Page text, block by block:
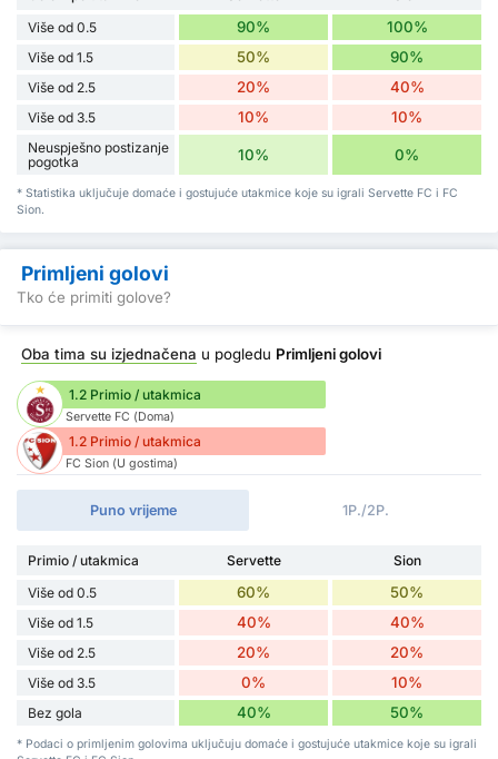
Više od 0.5
90% 100%
Više od 1.5 50% 90%
Više od 2.5 20% 40%
Više od 3.5 10% 10%
Neuspješno postizanje
pogotka
10% 0%
* Statistika uključuje domaće i gostujuće utakmice koje su igrali Servette FC i FC
Sion.
Primljeni golovi
Tko će primiti golove?
Oba tima su izjednačena u pogledu Primljeni golovi
1.2 Primio / utakmica
Servette FC (Doma)
1.2 Primio / utakmica
FC Sion (U gostima)
Puno vrijeme 1P./2P.
Primio / utakmica Servette
Sion
Više od 0.5
60% 50%
Više od 1.5 40% 40%
Više od 2.5 20% 20%
Više od 3.5 0% 10%
Bez gola 40% 50%
* Podaci o primljenim golovima uključuju domaće i gostujuće utakmice koje su igrali